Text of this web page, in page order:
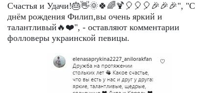
Счастья и Удачи!🎂👋🌞🍀🌈🍹🎈🎈🎈🎉🎉🎉", "С
днём рождения Филип,вы очень яркий и
талантливый🔥❤️", - оставляют комментарии
фолловеры украинской певицы.